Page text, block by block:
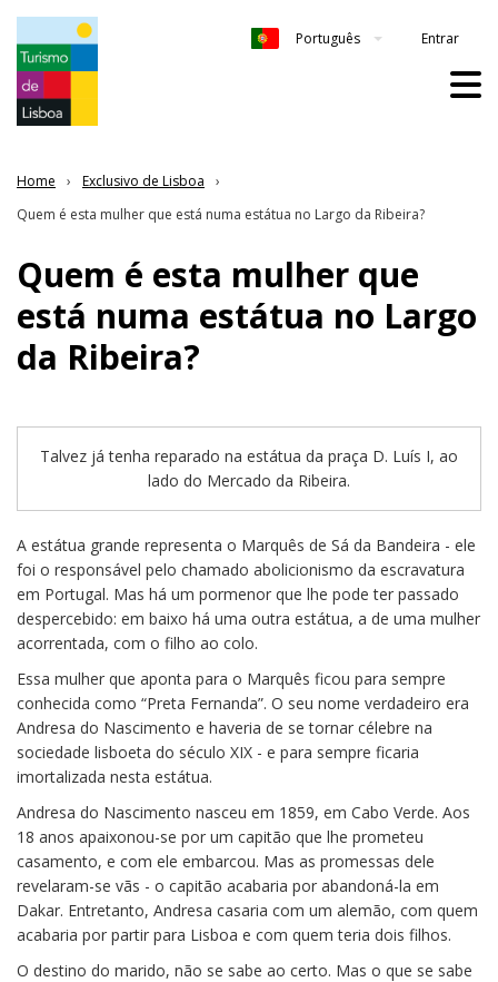
Português Entrar
Home
Exclusivo de Lisboa
Quem é esta mulher que está numa estátua no Largo da Ribeira?
Quem é esta mulher que
está numa estátua no Largo
da Ribeira?
Talvez já tenha reparado na estátua da praça D. Luís I, ao
lado do Mercado da Ribeira.
A estátua grande representa o Marquês de Sá da Bandeira - ele
foi o responsável pelo chamado abolicionismo da escravatura
em Portugal. Mas há um pormenor que lhe pode ter passado
despercebido: em baixo há uma outra estátua, a de uma mulher
acorrentada, com o filho ao colo.
Essa mulher que aponta para o Marquês ficou para sempre
conhecida como “Preta Fernanda”. O seu nome verdadeiro era
Andresa do Nascimento e haveria de se tornar célebre na
sociedade lisboeta do século XIX - e para sempre ficaria
imortalizada nesta estátua.
Andresa do Nascimento nasceu em 1859, em Cabo Verde. Aos
18 anos apaixonou-se por um capitão que lhe prometeu
casamento, e com ele embarcou. Mas as promessas dele
revelaram-se vãs - o capitão acabaria por abandoná-la em
Dakar. Entretanto, Andresa casaria com um alemão, com quem
acabaria por partir para Lisboa e com quem teria dois filhos.
O destino do marido, não se sabe ao certo. Mas o que se sabe